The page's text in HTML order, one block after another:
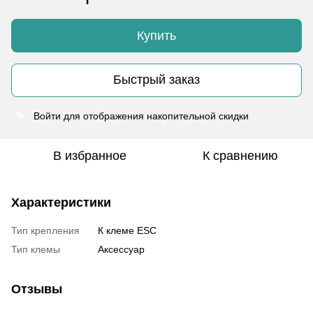
Купить
Быстрый заказ
Войти для отображения накопительной скидки
В избранное К сравнению
Характеристики
Тип крепления
К клеме ESC
Тип клемы
Аксессуар
Отзывы